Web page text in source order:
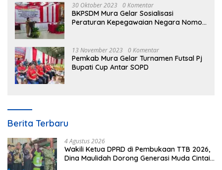
30 Oktober 2023 0 Komentar
BKPSDM Mura Gelar Sosialisasi
Peraturan Kepegawaian Negara Nomor
13 November 2023 0 Komentar
Pemkab Mura Gelar Turnamen Futsal Pj
Bupati Cup Antar SOPD
Berita Terbaru
4 Agustus 2026
Wakili Ketua DPRD di Pembukaan TTB 2026,
Dina Maulidah Dorong Generasi Muda Cintai